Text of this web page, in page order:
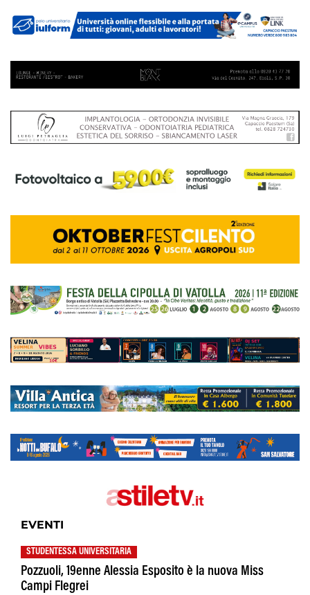
EVENTI
STUDENTESSA UNIVERSITARIA
Pozzuoli, 19enne Alessia Esposito è la nuova Miss
Campi Flegrei